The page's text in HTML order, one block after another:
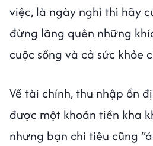
việc, là ngày nghỉ thì hãy
đừng lãng quên những
cuộc sống và cả sức khỏe
Về tài chính, thu nhập ổn
được một khoản tiền kha
nhưng bạn chi tiêu cũng